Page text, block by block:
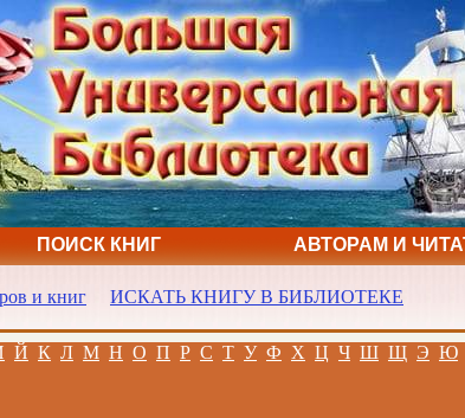
ПОИСК КНИГ АВТОРАМ И
и книг ИСКАТЬ КНИГУ В БИБЛИОТЕКЕ
Й К Л М Н О П Р С Т У Ф Х Ц Ч Ш Щ Э Ю